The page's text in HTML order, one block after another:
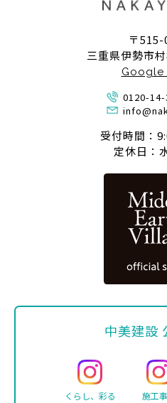
〒515-
三重県伊勢市
Google
0120-
受付時間：
定休日：
中美建設
くらし、彩る
施工